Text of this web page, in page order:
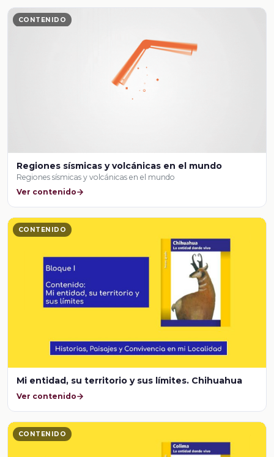
CONTENIDO
Regiones sísmicas y volcánicas en el mundo
Regiones sísmicas y volcánicas en el mundo
Ver contenido
CONTENIDO
Mi entidad, su territorio y sus límites. Chihuahua
Ver contenido
CONTENIDO